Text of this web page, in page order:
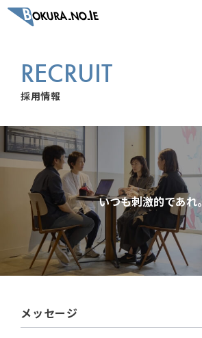
RECRUIT
採用情報
いつも刺激的であれ。
メッセージ